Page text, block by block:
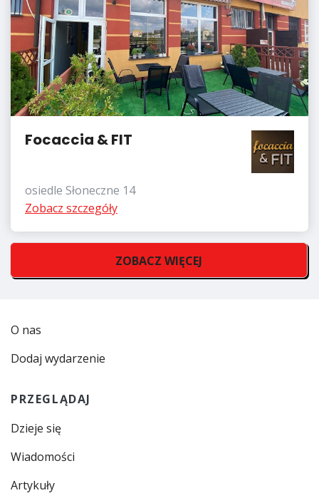
Focaccia & FIT
osiedle Słoneczne 14
Zobacz szczegóły
ZOBACZ WIĘCEJ
O nas
Dodaj wydarzenie
PRZEGLĄDAJ
Dzieje się
Wiadomości
Artykuły